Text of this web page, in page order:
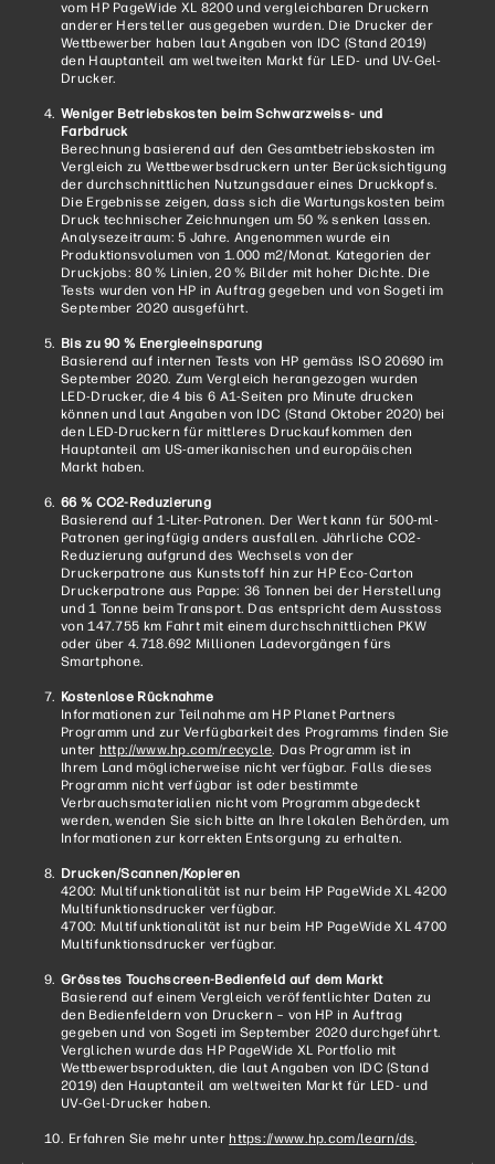
vom HP PageWide XL 8200 und vergleichbaren Druckern
anderer Hersteller ausgegeben wurden. Die Drucker der
Wettbewerber haben laut Angaben von IDC (Stand 2019)
den Hauptanteil am weltweiten Markt für LED- und UV-Gel-
Drucker.
Weniger Betriebskosten beim Schwarzweiss- und
Farbdruck
Berechnung basierend auf den Gesamtbetriebskosten im
Vergleich zu Wettbewerbsdruckern unter Berücksichtigung
der durchschnittlichen Nutzungsdauer eines Druckkopfs.
Die Ergebnisse zeigen, dass sich die Wartungskosten beim
Druck technischer Zeichnungen um 50 % senken lassen.
Analysezeitraum: 5 Jahre. Angenommen wurde ein
Produktionsvolumen von 1.000 m2/Monat. Kategorien der
Druckjobs: 80 % Linien, 20 % Bilder mit hoher Dichte. Die
Tests wurden von HP in Auftrag gegeben und von Sogeti im
September 2020 ausgeführt.
Bis zu 90 % Energieeinsparung
Basierend auf internen Tests von HP gemäss ISO 20690 im
September 2020. Zum Vergleich herangezogen wurden
LED-Drucker, die 4 bis 6 A1-Seiten pro Minute drucken
können und laut Angaben von IDC (Stand Oktober 2020) bei
den LED-Druckern für mittleres Druckaufkommen den
Hauptanteil am US-amerikanischen und europäischen
Markt haben.
66 % CO2-Reduzierung
Basierend auf 1-Liter-Patronen. Der Wert kann für 500-ml-
Patronen geringfügig anders ausfallen. Jährliche CO2-
Reduzierung aufgrund des Wechsels von der
Druckerpatrone aus Kunststoff hin zur HP Eco-Carton
Druckerpatrone aus Pappe: 36 Tonnen bei der Herstellung
und 1 Tonne beim Transport. Das entspricht dem Ausstoss
von 147.755 km Fahrt mit einem durchschnittlichen PKW
oder über 4.718.692 Millionen Ladevorgängen fürs
Smartphone.
Kostenlose Rücknahme
Informationen zur Teilnahme am HP Planet Partners
Programm und zur Verfügbarkeit des Programms finden Sie
unter http://www.hp.com/recycle. Das Programm ist in
Ihrem Land möglicherweise nicht verfügbar. Falls dieses
Programm nicht verfügbar ist oder bestimmte
Verbrauchsmaterialien nicht vom Programm abgedeckt
werden, wenden Sie sich bitte an Ihre lokalen Behörden, um
Informationen zur korrekten Entsorgung zu erhalten.
Drucken/Scannen/Kopieren
4200: Multifunktionalität ist nur beim HP PageWide XL 4200
Multifunktionsdrucker verfügbar.
4700: Multifunktionalität ist nur beim HP PageWide XL 4700
Multifunktionsdrucker verfügbar.
Grösstes Touchscreen-Bedienfeld auf dem Markt
Basierend auf einem Vergleich veröffentlichter Daten zu
den Bedienfeldern von Druckern – von HP in Auftrag
gegeben und von Sogeti im September 2020 durchgeführt.
Verglichen wurde das HP PageWide XL Portfolio mit
Wettbewerbsprodukten, die laut Angaben von IDC (Stand
2019) den Hauptanteil am weltweiten Markt für LED- und
UV-Gel-Drucker haben.
Erfahren Sie mehr unterhttps://www.hp.com/learn/ds.